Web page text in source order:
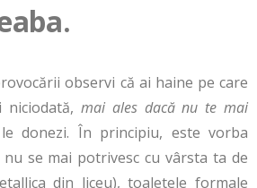
observi că ai haine pe care
mai ales dacă nu te mai
donezi. În principiu, este vorba
se mai potrivesc cu vârsta ta de
din liceu), toaletele formale